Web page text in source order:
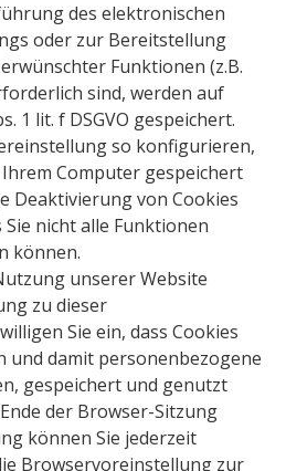
des elektronischen
oder zur Bereitstellung
Funktionen (z.B.
sind, werden auf
1 lit. f DSGVO gespeichert.
so konfigurieren,
Computer gespeichert
Deaktivierung von Cookies
nicht alle Funktionen
können.
unserer Website
zu dieser
Sie ein, dass Cookies
und damit personenbezogene
gespeichert und genutzt
der Browser-Sitzung
können Sie jederzeit
Browservoreinstellung zur